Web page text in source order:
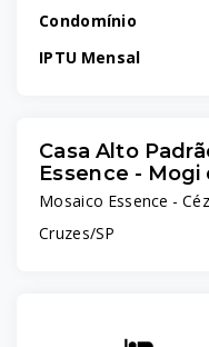
Condomínio
IPTU Mensal
Casa Alto
Essence - Mogi
Mosaico Essence -
Cruzes/SP